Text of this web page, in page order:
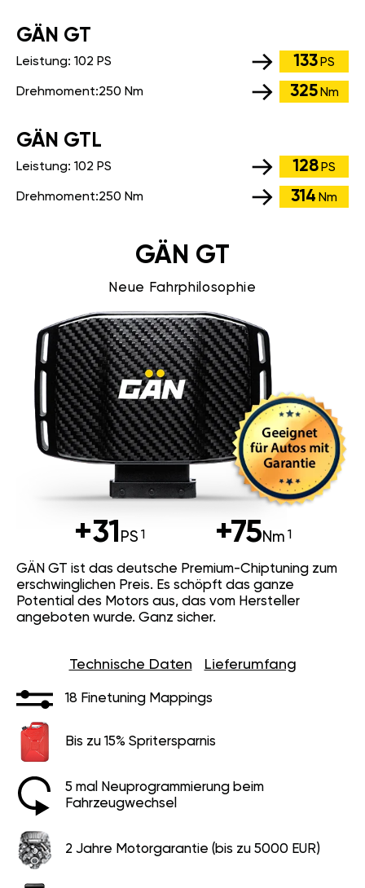
GÄN GT
Leistung: 102 PS 133 PS
Drehmoment:250 Nm 325 Nm
GÄN GTL
Leistung: 102 PS 128 PS
Drehmoment:250 Nm 314 Nm
GÄN GT
Neue Fahrphilosophie
+31 PS +75Nm
GÄN GT ist das deutsche Premium-Chiptuning zum
erschwinglichen Preis. Es schöpft das ganze
Potential des Motors aus, das vom Hersteller
angeboten wurde. Ganz sicher.
Technische Daten Lieferumfang
18 Finetuning Mappings
Bis zu 15% Spritersparnis
5 mal Neuprogrammierung beim
Fahrzeugwechsel
2 Jahre Motorgarantie (bis zu 5000 EUR)